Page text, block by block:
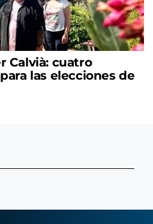
Calvià: cuatro
las elecciones de